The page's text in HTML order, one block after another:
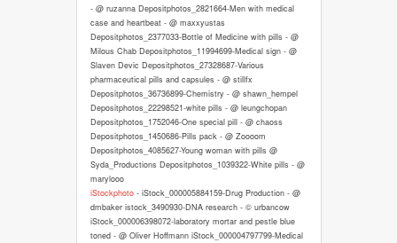
- @ ruzanna Depositphotos_2821664-Men with medical
case and heartbeat - @ maxxyustas
Depositphotos_2377033-Bottle of Medicine with pills - @
Milous Chab Depositphotos_11994699-Medical sign - @
Slaven Devic Depositphotos_27328687-Various
pharmaceutical pills and capsules - @ stillfx
Depositphotos_36736899-Chemistry - @ shawn_hempel
Depositphotos_22298521-white pills - @ leungchopan
Depositphotos_1752046-One special pill - @ chaoss
Depositphotos_1450686-Pills pack - @ Zoooom
Depositphotos_4085627-Young woman with pills @
Syda_Productions Depositphotos_1039322-White pills - @
marylooo
iStockphoto- iStock_000005884159-Drug Production - @
dmbaker istock_3490930-DNA research - © urbancow
iStock_000006398072-laboratory mortar and pestle blue
toned - @ Oliver Hoffmann iStock_000004797799-Medical